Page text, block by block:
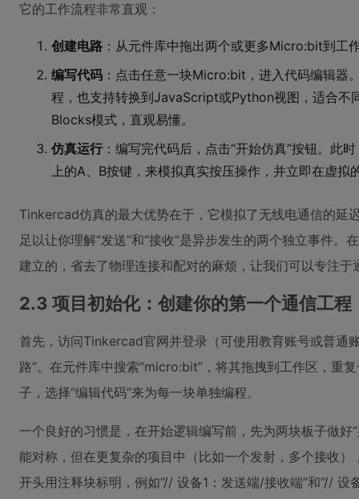
它的工作流程非常直观：
创建电路 ：从元件库中拖出两个或更多Micro:bit到工
编写代码 ：点击任意一块Micro:bit，进入代码编辑器
程，也支持转换到JavaScript或Python视图，适合不
Blocks模式，直观易懂。
仿真运行 ：编写完代码后，点击“开始仿真”按钮。
上的A、B按键，来模拟真实按压操作，并立即在虚拟
Tinkercad仿真的最大优势在于，它模拟了无线电通信的延
足以让你理解“发送”和“接收”是异步发生的两个独立事件
建立的，省去了物理连接和配对的麻烦，让我们可以专注于
2.3 项目初始化：创建你的第一个通信工程
首先，访问Tinkercad官网并登录（可使用教育账号或普通
路”。在元件库中搜索“micro:bit”，将其拖拽到工作区，重
子，选择“编辑代码”来为每一块单独编程。
一个良好的习惯是，在开始逻辑编写前，先为两块板子做好
能对称，但在更复杂的项目中（比如一个发射，多个接收
开头用注释块标明，例如“// 设备1：发送端/接收端”和“//